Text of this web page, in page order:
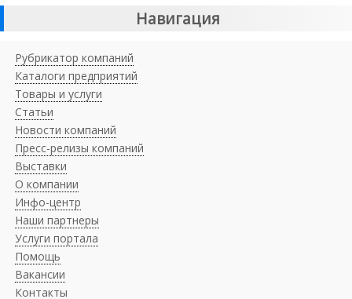
Навигация
Рубрикатор компаний
Каталоги предприятий
Товары и услуги
Статьи
Новости компаний
Пресс-релизы компаний
Выставки
О компании
Инфо-центр
Наши партнеры
Услуги портала
Помощь
Вакансии
Контакты